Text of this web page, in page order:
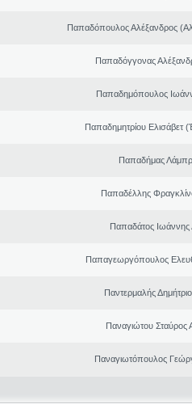
Παπαδόπουλος Αλέξανδρος
Παπαδόγγονας
Παπαδημόπουλος
Παπαδημητρίου Ελισάβετ
Παπαδήμας
Παπαδέλλης
Παπαδάτος Ιωάννης
Παπαγεωργόπουλος
Παντερμαλής
Παναγιώτου Σταύρος
Παναγιωτόπουλος